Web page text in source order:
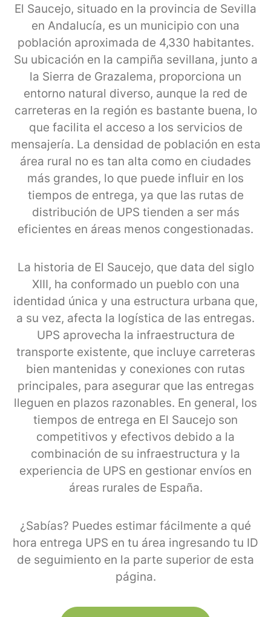
El Saucejo, situado en la provincia de Sevilla
en Andalucía, es un municipio con una
población aproximada de 4,330 habitantes.
Su ubicación en la campiña sevillana, junto a
la Sierra de Grazalema, proporciona un
entorno natural diverso, aunque la red de
carreteras en la región es bastante buena, lo
que facilita el acceso a los servicios de
mensajería. La densidad de población en esta
área rural no es tan alta como en ciudades
más grandes, lo que puede influir en los
tiempos de entrega, ya que las rutas de
distribución de UPS tienden a ser más
eficientes en áreas menos congestionadas.
La historia de El Saucejo, que data del siglo
XIII, ha conformado un pueblo con una
identidad única y una estructura urbana que,
a su vez, afecta la logística de las entregas.
UPS aprovecha la infraestructura de
transporte existente, que incluye carreteras
bien mantenidas y conexiones con rutas
principales, para asegurar que las entregas
lleguen en plazos razonables. En general, los
tiempos de entrega en El Saucejo son
competitivos y efectivos debido a la
combinación de su infraestructura y la
experiencia de UPS en gestionar envíos en
áreas rurales de España.
¿Sabías? Puedes estimar fácilmente a qué
hora entrega UPS en tu área ingresando tu ID
de seguimiento en la parte superior de esta
página.